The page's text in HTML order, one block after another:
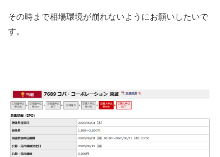
その時まで相場環境が崩れないようにお願いしたいで
す。